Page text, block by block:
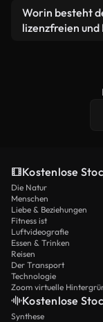
Videomaterial.
Ja. Sie dürfen
bearbeiten
Worin besteht
lizenzfreien
erweiterten
Kostenlose
Die Natur
Menschen
Liebe & Beziehungen
Fitness ist
Luftvideografie
Essen & Trinken
Reisen
Der Transport
Technologie
Zoom virtuelle
Kostenlose
Synthese